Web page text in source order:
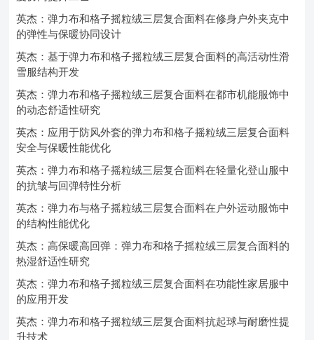
英杰：弹力布和格子摇粒绒三层复合面料在修身户外夹克中
的弹性与保暖协同设计
英杰：基于弹力布和格子摇粒绒三层复合面料的高活动性滑
雪服结构开发
英杰：弹力布和格子摇粒绒三层复合面料在都市机能服饰中
的动态舒适性研究
英杰：应用于防风外套的弹力布和格子摇粒绒三层复合面料
安全与保暖性能优化
英杰：弹力布和格子摇粒绒三层复合面料在轻量化登山服中
的抗皱与回弹特性分析
英杰：弹力布与格子摇粒绒三层复合面料在户外运动服饰中
的结构性能优化
英杰：高保暖高回弹：弹力布和格子摇粒绒三层复合面料的
热湿舒适性研究
英杰：弹力布和格子摇粒绒三层复合面料在功能性家居服中
的应用开发
英杰：弹力布和格子摇粒绒三层复合面料抗起球与耐磨性提
升技术